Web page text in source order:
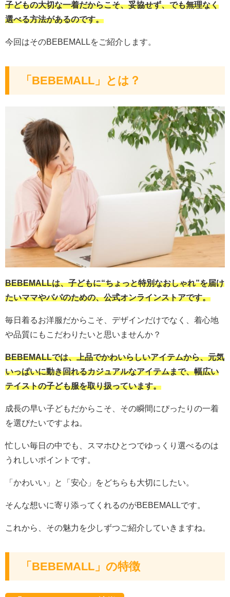
子どもの大切な一着だからこそ、妥協せず、でも無理なく
選べる方法があるのです。
今回はそのBEBEMALLをご紹介します。
「BEBEMALL」とは？
BEBEMALLは、子どもに“ちょっと特別なおしゃれ”を届け
たいママやパパのための、公式オンラインストアです。
毎日着るお洋服だからこそ、デザインだけでなく、着心地
や品質にもこだわりたいと思いませんか？
BEBEMALLでは、上品でかわいらしいアイテムから、元気
いっぱいに動き回れるカジュアルなアイテムまで、幅広い
テイストの子ども服を取り扱っています。
成長の早い子どもだからこそ、その瞬間にぴったりの一着
を選びたいですよね。
忙しい毎日の中でも、スマホひとつでゆっくり選べるのは
うれしいポイントです。
「かわいい」と「安心」をどちらも大切にしたい。
そんな想いに寄り添ってくれるのがBEBEMALLです。
これから、その魅力を少しずつご紹介していきますね。
「BEBEMALL」の特徴